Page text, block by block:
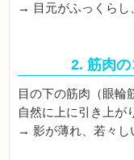
→ 目元がふっくらし
2. 筋肉
目の下の筋肉（眼輪
自然に上に引き上が
→ 影が薄れ、若々し